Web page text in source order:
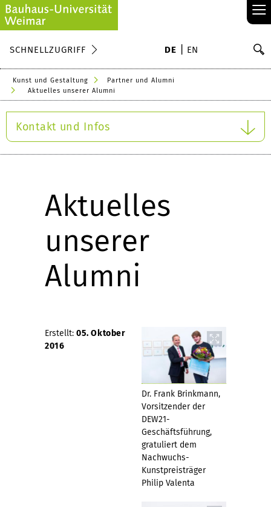
≡
SCHNELLZUGRIFF DE EN
Kunst und Gestaltung
Partner und Alumni
Aktuelles unserer Alumni
Kontakt und Infos
Aktuelles
unserer
Alumni
Dr. Frank Brinkmann,
Vorsitzender der
DEW21-
Geschäftsführung,
gratuliert dem
Nachwuchs-
Kunstpreisträger
Philip Valenta
Erstellt: 05. Oktober
2016